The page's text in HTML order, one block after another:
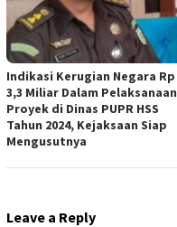
Indikasi Kerugian Negara Rp
3,3 Miliar Dalam Pelaksanaan
Proyek di Dinas PUPR HSS
Tahun 2024, Kejaksaan Siap
Mengusutnya
Leave a Reply